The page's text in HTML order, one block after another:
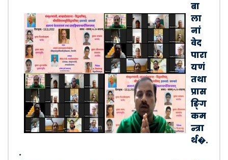
बा
ला
नां
वेद
पारा
यणं
तथा
प्रास
ङ्गि
कम
न्त्रा
र्थ�.
.